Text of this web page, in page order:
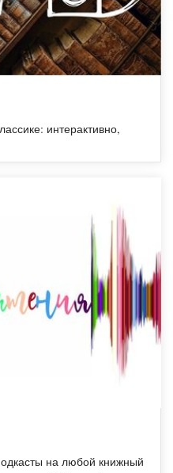
интерактивно,
на любой книжный